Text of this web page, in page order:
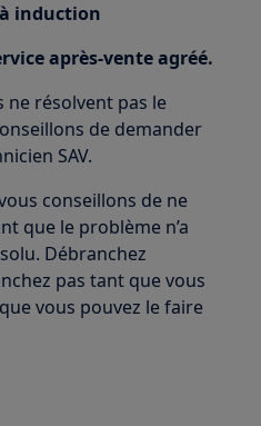
induction
après-vente agréé.
ne résolvent pas le
de demander
SAV.
conseillons de ne
que le problème n’a
Débranchez
pas tant que vous
vous pouvez le faire